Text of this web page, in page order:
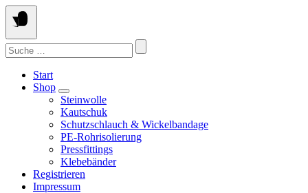
Springen
Sie
zum
Inhalt
Suchen
nach:
Start
Shop
Steinwolle
Kautschuk
Schutzschlauch & Wickelbandage
PE-Rohrisolierung
Pressfittings
Klebebänder
Registrieren
Impressum